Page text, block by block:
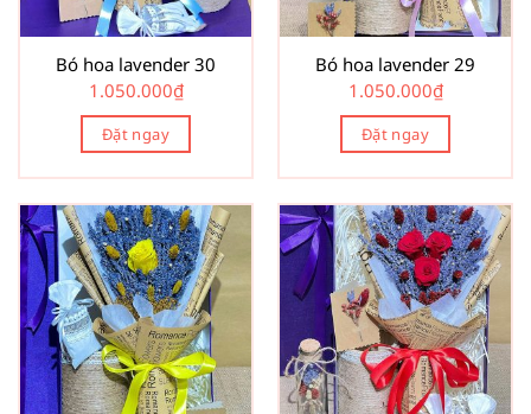
Bó hoa lavender 30
1.050.000₫
Đặt ngay
Bó hoa lavender 29
1.050.000₫
Đặt ngay